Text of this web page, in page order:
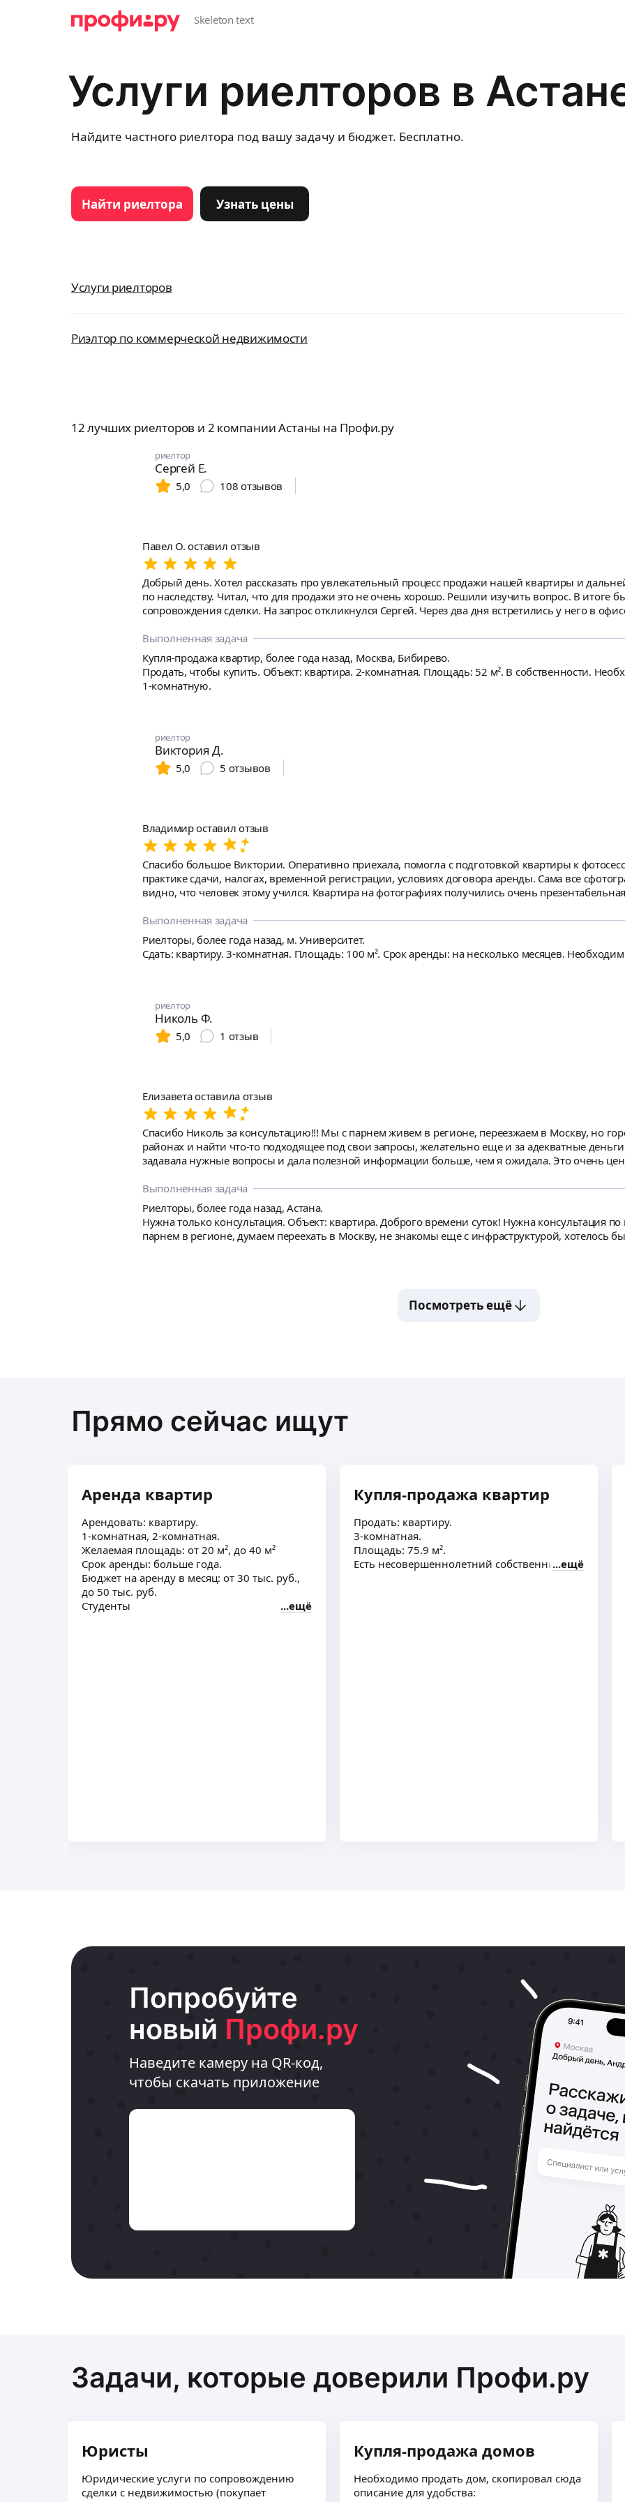
Услуги риелторов в
Найдите частного риелтора под вашу задачу и бюджет. Бесплатно.
Найти риелтора Узнать цены
Услуги риелторов
Риэлтор по коммерческой недвижимости
12 лучших риелторов и 2 компании Астаны на Профи.ру
риелтор
Сергей Е.
5,0
108 отзывов
Павел О. оставил отзыв
Добрый день. Хотел рассказать про увлекательный процесс продажи нашей квартиры и
по наследству. Читал, что для продажи это не очень хорошо. Решили изучить вопрос. В итоге
сопровождения сделки. На запрос откликнулся Сергей. Через два дня встретились у него в
начали искать квартиру уже для меня. Посмотрели 5-ть квартир и выбрали в том же районе.
после всех проверок. Сделка прошла хорошо в двух банках на Тверской. По рекомендации
оформлением регистрации. Все документы отдали во втором банке курьеру. Сейчас ждём
довольны. Думали, что будет сложнее!
Выполненная задача
Купля-продажа квартир, более года назад, Москва, Бибирево.
Продать, чтобы купить. Объект: квартира. 2-комнатная. Площадь: 52 м². В собственности.
1-комнатную.
риелтор
Виктория Д.
5,0
5 отзывов
Владимир оставил отзыв
Спасибо большое Виктории. Оперативно приехала, помогла с подготовкой квартиры к
практике сдачи, налогах, временной регистрации, условиях договора аренды. Сама все
видно, что человек этому учился. Квартира на фотографиях получились очень
обратную связь по пришедшим. Все было сделано достаточно быстро и качественно.
учтены. Отдельно хочу отметить ее спокойствие, такт и коммуникабельность. Квартира сдавалась в дорогом ценовом сегменте и было важно,
как выглядит и как общается специалист. Мне было очень приятно работать с Викторией.
Выполненная задача
Риелторы, более года назад, м. Университет.
Сдать: квартиру. 3-комнатная. Площадь: 100 м². Срок аренды: на несколько месяцев.
риелтор
Николь Ф.
5,0
1 отзыв
Елизавета оставила отзыв
Спасибо Николь за консультацию!!! Мы с парнем живем в регионе, переезжаем в Москву, но город совсем не знаем, хотели разобраться в
районах и найти что-то подходящее под свои запросы, желательно еще и за адекватные деньги Николь комплексно все рассказала, сама
задавала нужные вопросы и дала полезной информации больше, чем я ожидала. Это очень ценно в наше время
выберем квартиру 🥰 Спасибо еще раз большое, рекомендую Николь, очень грамотный специалист и приятная девушка) Очень рада, что
нашла своего риелтора, к кому теперь можно обращаться по всем юридическим и другим
Выполненная задача
Риелторы, более года назад, Астана.
Нужна только консультация. Объект: квартира. Доброго времени суток! Нужна консультация по недвижимости и помощь в аренде. Живем с
парнем в регионе, думаем переехать в Москву, не знакомы еще с инфраструктурой, хотелось
Посмотреть ещё
Прямо сейчас ищут
Аренда квартир
Арендовать: квартиру.
1-комнатная, 2-комнатная.
Желаемая площадь: от 20 м², до 40 м²
Срок аренды: больше года.
Бюджет на аренду в месяц: от 30 тыс. руб.,
до 50 тыс. руб.
Студенты
ещё
Купля-продажа квартир
Продать: квартиру.
3-комнатная.
Площадь: 75.9 м².
Есть несовершеннолетний собственникещё
Попробуйте
новый Профи.ру
Наведите камеру на QR-код,
чтобы скачать приложение
Задачи, которые доверили Профи.ру
Юристы
Юридические услуги по сопровождению
сделки с недвижимостью (покупает
Купля-продажа домов
Необходимо продать дом, скопировал сюда
описание для удобства: